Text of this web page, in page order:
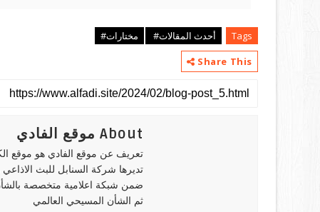
Tags أحدث المقالات#
مختارات#
Share This
About موقع الفادي
تعريف عن موقع الفادي هو موقع
تديرها شركة السنابل للبث
ضمن شبكة اعلامية متخصصة
ثم الشأن المسيحي العالمي